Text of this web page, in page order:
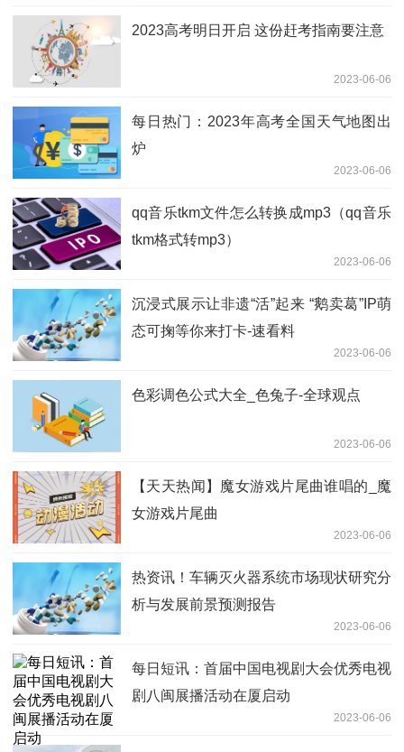
2023高考明日开启 这份赶考指南要注意
2023-06-06
每日热门：2023年高考全国天气地图出
炉
2023-06-06
qq音乐tkm文件怎么转换成mp3（qq音乐
tkm格式转mp3）
2023-06-06
沉浸式展示让非遗“活”起来 “鹅卖葛”IP萌
态可掬等你来打卡-速看料
2023-06-06
色彩调色公式大全_色兔子-全球观点
2023-06-06
【天天热闻】魔女游戏片尾曲谁唱的_魔
女游戏片尾曲
2023-06-06
热资讯！车辆灭火器系统市场现状研究分
析与发展前景预测报告
2023-06-06
每日短讯：首届中国电视剧大会优秀电视
剧八闽展播活动在厦启动
2023-06-06